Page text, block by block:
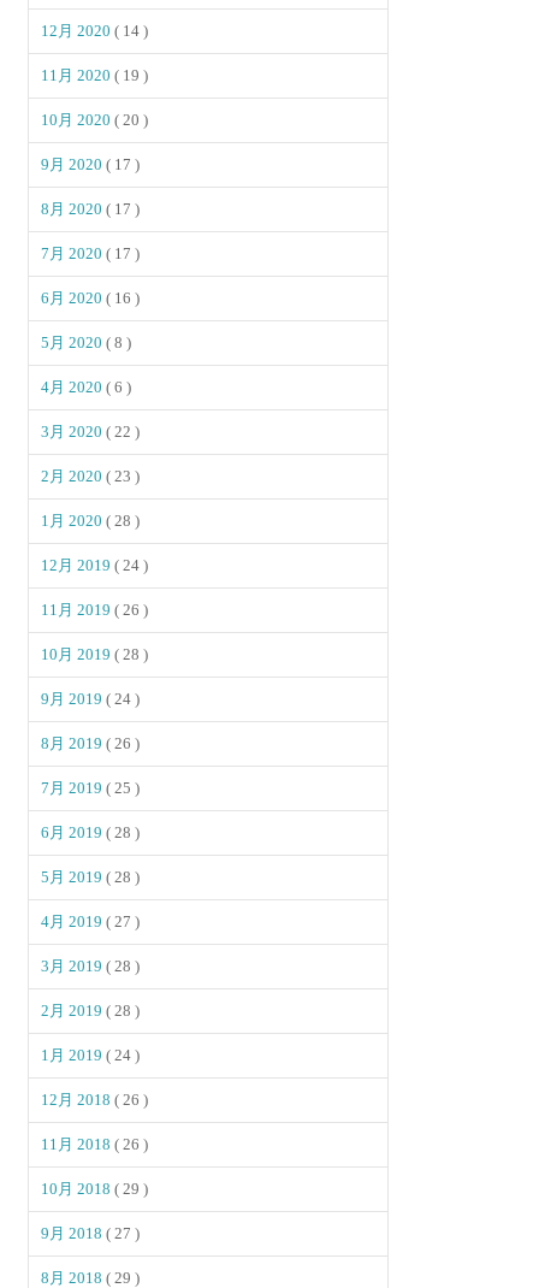
12月 2020( 14 )
11月 2020( 19 )
10月 2020( 20 )
9月 2020( 17 )
8月 2020( 17 )
7月 2020( 17 )
6月 2020( 16 )
5月 2020( 8 )
4月 2020( 6 )
3月 2020( 22 )
2月 2020( 23 )
1月 2020( 28 )
12月 2019( 24 )
11月 2019( 26 )
10月 2019( 28 )
9月 2019( 24 )
8月 2019( 26 )
7月 2019( 25 )
6月 2019( 28 )
5月 2019( 28 )
4月 2019( 27 )
3月 2019( 28 )
2月 2019( 28 )
1月 2019( 24 )
12月 2018( 26 )
11月 2018( 26 )
10月 2018( 29 )
9月 2018( 27 )
8月 2018( 29 )